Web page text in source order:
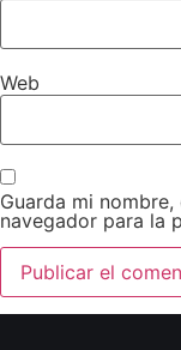
Web
Guarda mi
navegador para la